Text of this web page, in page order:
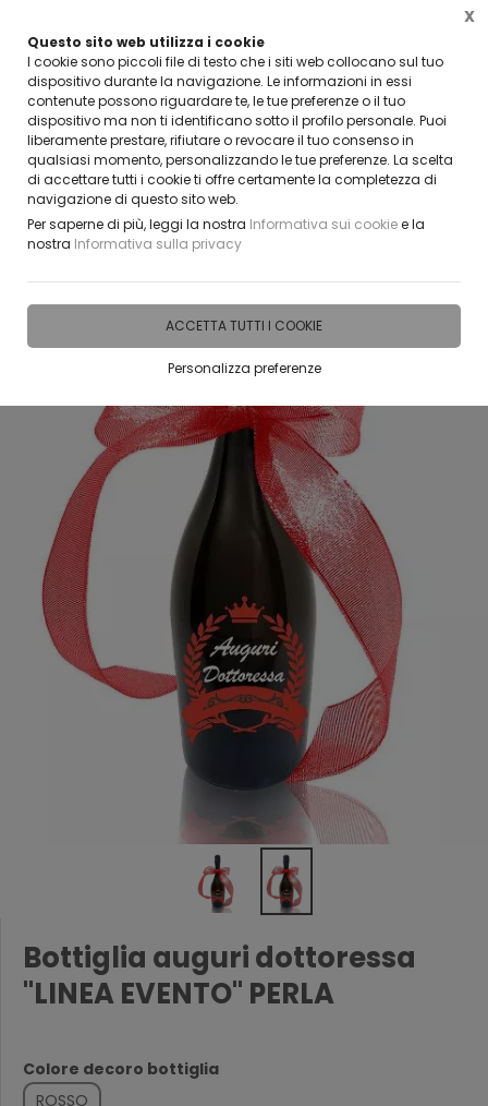
Questo sito web utilizza i cookie
I cookie sono piccoli file di testo che i siti web collocano sul tuo
dispositivo durante la navigazione. Le informazioni in essi
contenute possono riguardare te, le tue preferenze o il tuo
dispositivo ma non ti identificano sotto il profilo personale. Puoi
liberamente prestare, rifiutare o revocare il tuo consenso in
qualsiasi momento, personalizzando le tue preferenze. La scelta
di accettare tutti i cookie ti offre certamente la completezza di
navigazione di questo sito web.
Per saperne di più, leggi la nostra Informativa sui cookiee la
nostra Informativa sulla privacy
ACCETTA TUTTI I COOKIE
Personalizza preferenze
X
VUOI DIVENTARE UN NOSTRO RIVENDITORE?
CONTATTACI
Home IDEE E REGALI PERSONALIZZABILI BOTTIGLIE VETRO PERSONALIZZATE
Bottiglia auguri dottoressa
"LINEA EVENTO" PERLA
Colore decoro bottiglia
ROSSO